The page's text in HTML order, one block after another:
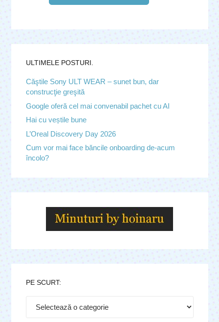
ULTIMELE POSTURI.
Căştile Sony ULT WEAR – sunet bun, dar
construcţie greşită
Google oferă cel mai convenabil pachet cu AI
Hai cu veștile bune
L’Oreal Discovery Day 2026
Cum vor mai face băncile onboarding de-acum
încolo?
PE SCURT: